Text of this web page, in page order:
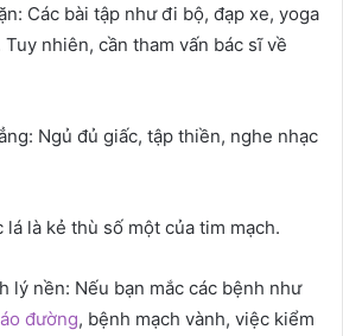
Các bài tập như đi bộ, đạp xe, yoga
nhiên, cần tham vấn bác sĩ về
Ngủ đủ giấc, tập thiền, nghe nhạc
là kẻ thù số một của tim mạch.
lý nền: Nếu bạn mắc các bệnh như
đường, bệnh mạch vành, việc kiểm